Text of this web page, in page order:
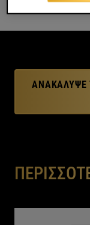
ΑΝΑΚΆΛΥΨΕ